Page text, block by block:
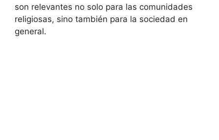
son relevantes no solo para las comunidades
religiosas, sino también para la sociedad en
general.